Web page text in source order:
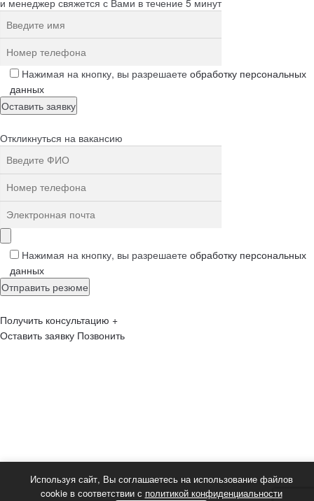
и менеджер свяжется с Вами в течение 5 минут
Нажимая на кнопку, вы разрешаете обработку персональных
данных
Откликнуться на вакансию
Нажимая на кнопку, вы разрешаете обработку персональных
данных
Используя сайт, Вы соглашаетесь на использование файлов
cookie в соответствии с политикой конфиденциальности
Получить консультацию +
Оставить заявку Позвонить